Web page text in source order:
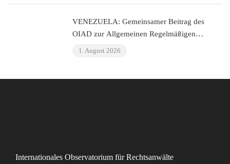
VENEZUELA: Gemeinsamer Beitrag des
OIAD zur Allgemeinen Regelmäßigen
1. August 2026
Internationales Observatorium für Rechtsanwälte